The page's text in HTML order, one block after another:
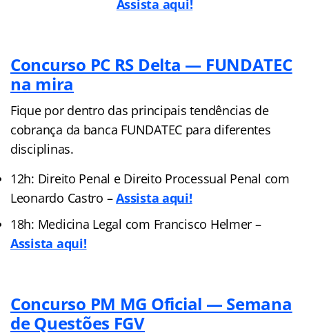
Assista aqui!
Concurso PC RS Delta — FUNDATEC
na mira
Fique por dentro das principais tendências de
cobrança da banca FUNDATEC para diferentes
disciplinas.
12h: Direito Penal e Direito Processual Penal com
Leonardo Castro –Assista aqui!
18h: Medicina Legal com Francisco Helmer –
Assista aqui!
Concurso PM MG Oficial — Semana
de Questões FGV